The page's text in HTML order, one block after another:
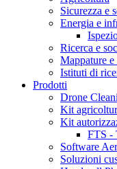
Sicurezza e
Energia e
Ricerca e
Mappature
Istituti di
Prodotti
Drone
Kit
Kit
FTS -
Software
Soluzioni